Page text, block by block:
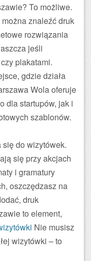
To możliwe.
znaleźć druk
rozwiązania
jeśli
plakatami.
gdzie działa
Wola oferuje
dla startupów, jak i
szablonów.
do wizytówek.
się przy akcjach
i gramatury
oszczędzasz na
druk
to element,
Nie musisz
wizytówki – to